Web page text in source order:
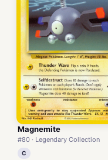
Magnemite
#80 · Legendary Collection
C